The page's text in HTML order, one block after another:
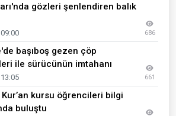
gözleri şenlendiren balık
686
başıboş gezen çöp
ile sürücünün imtahanı
661
Kur’an kursu öğrencileri bilgi
buluştu